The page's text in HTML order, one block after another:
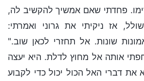
פחדתי שאם אמשיך להקשיב לה,
אז ניקיתי את גרוני ואמרתי:
שונות. אל תחזרי לכאן שוב."
אותה אל מחוץ לדלת. היא יעצה
את דברי האל הכול יכול כדי לקבוע